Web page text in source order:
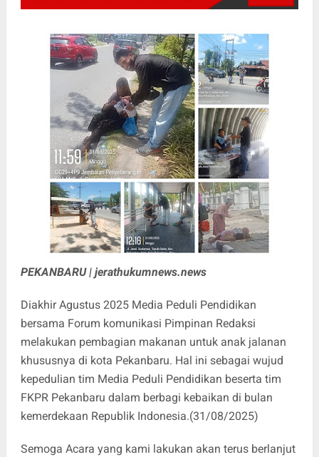
PEKANBARU | jerathukumnews.news
Diakhir Agustus 2025 Media Peduli Pendidikan
bersama Forum komunikasi Pimpinan Redaksi
melakukan pembagian makanan untuk anak jalanan
khususnya di kota Pekanbaru. Hal ini sebagai wujud
kepedulian tim Media Peduli Pendidikan beserta tim
FKPR Pekanbaru dalam berbagi kebaikan di bulan
kemerdekaan Republik Indonesia.(31/08/2025)
Semoga Acara yang kami lakukan akan terus berlanjut